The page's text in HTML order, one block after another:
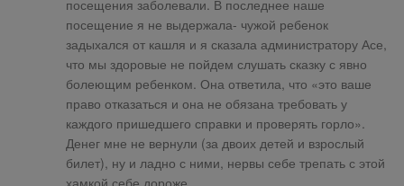
посещения заболевали. В последнее наше
посещение я не выдержала- чужой ребенок
задыхался от кашля и я сказала администратору Асе,
что мы здоровые не пойдем слушать сказку с явно
болеющим ребенком. Она ответила, что «это ваше
право отказаться и она не обязана требовать у
каждого пришедшего справки и проверять горло».
Денег мне не вернули (за двоих детей и взрослый
билет), ну и ладно с ними, нервы себе трепать с этой
хамкой себе дороже.